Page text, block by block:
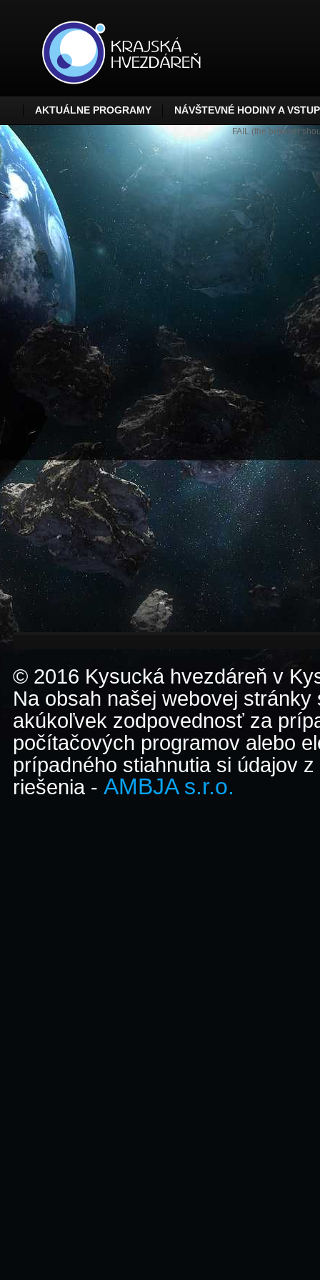
AKTUÁLNE PROGRAMY NÁVŠTEVNÉ HODINY A
FAIL (the browser
© 2016 Kysucká hvezdáreň v
Na obsah našej webovej
akúkoľvek zodpovednosť za
počítačových programov alebo
prípadného stiahnutia si údajov
riešenia - AMBJA s.r.o.